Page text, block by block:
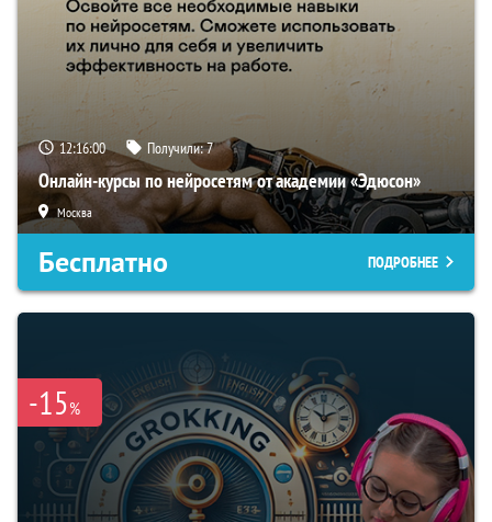
12:15:59 Получили:7
Онлайн-курсы по нейросетям от академии «Эдюсон»
Москва
Бесплатно ПОДРОБНЕЕ
-15%